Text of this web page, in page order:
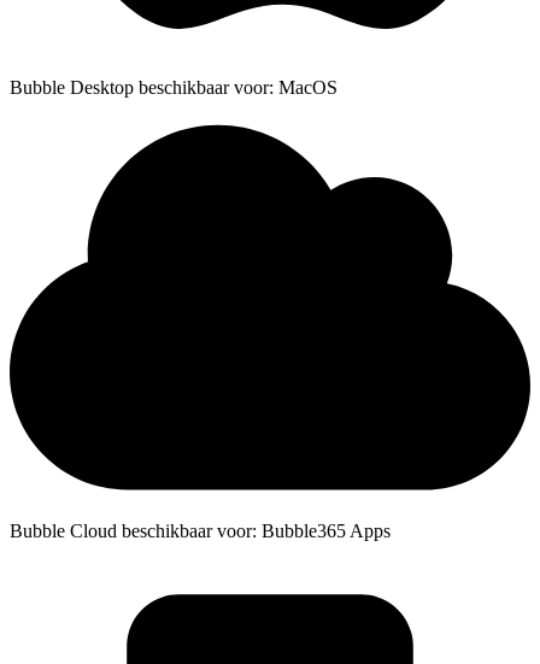
Bubble Desktop beschikbaar voor: MacOS
Bubble Cloud beschikbaar voor: Bubble365 Apps